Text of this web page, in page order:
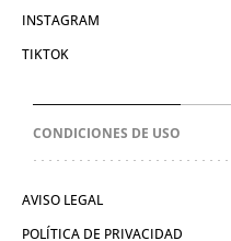
INSTAGRAM
TIKTOK
CONDICIONES DE USO
AVISO LEGAL
POLÍTICA DE PRIVACIDAD